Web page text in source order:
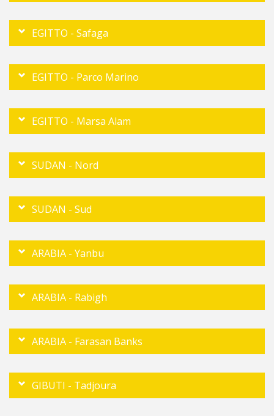
EGITTO - Safaga
EGITTO - Parco Marino
EGITTO - Marsa Alam
SUDAN - Nord
SUDAN - Sud
ARABIA - Yanbu
ARABIA - Rabigh
ARABIA - Farasan Banks
GIBUTI - Tadjoura